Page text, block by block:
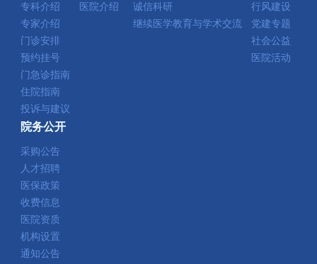
专科介绍
专家介绍
门诊安排
预约挂号
门急诊指南
住院指南
投诉与建议
医院介绍
诚信科研
继续医学教育与学术交流
行风建设
党建专题
社会公益
医院活动
院务公开
采购公告
人才招聘
医保政策
收费信息
医院资质
机构设置
通知公告